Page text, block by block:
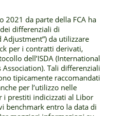
2021 da parte della FCA ha
differenziali di
Adjustment”) da utilizzare
per i contratti derivati,
dell’ISDA (International
Association). Tali differenziali
tipicamente raccomandati
per l’utilizzo nelle
i prestiti indicizzati al Libor
benchmark entro la data di